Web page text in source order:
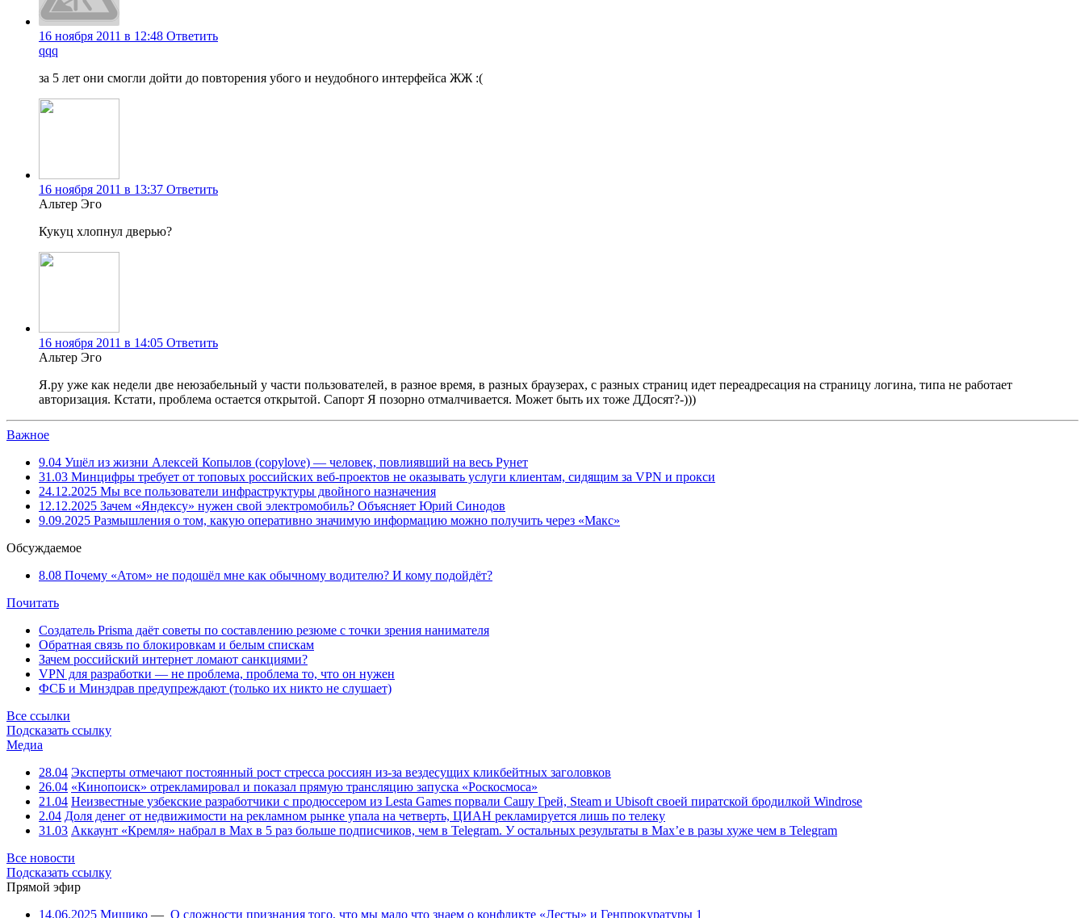
16 ноября 2011 в 12:48 Ответить
qqq
за 5 лет они смогли дойти до повторения убого и неудобного интерфейса ЖЖ :(
16 ноября 2011 в 13:37 Ответить
Альтер Эго
Кукуц хлопнул дверью?
16 ноября 2011 в 14:05 Ответить
Альтер Эго
Я.ру уже как недели две неюзабельный у части пользователей, в разное время, в разных браузерах, с разных страниц идет переадресация на страницу логина, типа не работает
авторизация. Кстати, проблема остается открытой. Сапорт Я позорно отмалчивается. Может быть их тоже ДДосят?-)))
Важное
9.04 Ушёл из жизни Алексей Копылов (copylove) — человек, повлиявший на весь Рунет
31.03 Минцифры требует от топовых российских веб-проектов не оказывать услуги клиентам, сидящим за VPN и прокси
24.12.2025 Мы все пользователи инфраструктуры двойного назначения
12.12.2025 Зачем «Яндексу» нужен свой электромобиль? Объясняет Юрий Синодов
9.09.2025 Размышления о том, какую оперативно значимую информацию можно получить через «Макс»
Обсуждаемое
8.08 Почему «Атом» не подошёл мне как обычному водителю? И кому подойдёт?
Почитать
Создатель Prisma даёт советы по составлению резюме с точки зрения нанимателя
Обратная связь по блокировкам и белым спискам
Зачем российский интернет ломают санкциями?
VPN для разработки — не проблема, проблема то, что он нужен
ФСБ и Минздрав предупреждают (только их никто не слушает)
Все ссылки
Подсказать ссылку
Медиа
28.04 Эксперты отмечают постоянный рост стресса россиян из-за вездесущих кликбейтных заголовков
26.04 «Кинопоиск» отрекламировал и показал прямую трансляцию запуска «Роскосмоса»
21.04 Неизвестные узбекские разработчики с продюссером из Lesta Games порвали Сашу Грей, Steam и Ubisoft своей пиратской бродилкой Windrose
2.04 Доля денег от недвижимости на рекламном рынке упала на четверть, ЦИАН рекламируется лишь по телеку
31.03 Аккаунт «Кремля» набрал в Max в 5 раз больше подписчиков, чем в Telegram. У остальных результаты в Max’е в разы хуже чем в Telegram
Все новости
Подсказать ссылку
Прямой эфир
14.06.2025 Мишико — О сложности признания того, что мы мало что знаем о конфликте «Лесты» и Генпрокуратуры 1